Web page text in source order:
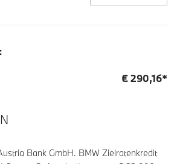
€290,16*
Bank GmbH. BMW Zielratenkredit